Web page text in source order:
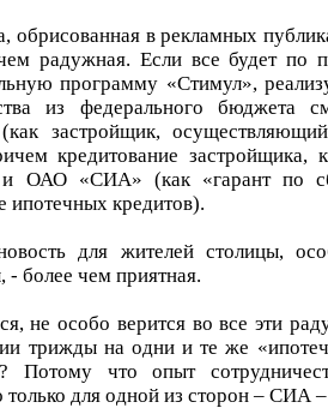
обрисованная в рекламных
чем радужная. Если все будет по
программу «Стимул»,
из федерального бюджета
застройщик,
кредитование
и ОАО «СИА» (как «гарант по
ипотечных кредитов).
для жителей столицы,
более чем приятная.
не особо верится во все эти
трижды на одни и те же
Потому что опыт
только для одной из сторон – СИА